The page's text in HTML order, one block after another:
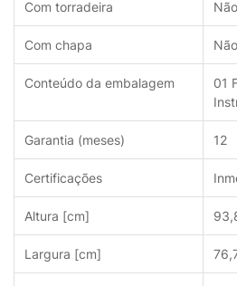
Com torradeira Não
Com chapa Não
Conteúdo da embalagem
01
Garantia (meses) 12
Certificações
Altura [cm]
Largura [cm]